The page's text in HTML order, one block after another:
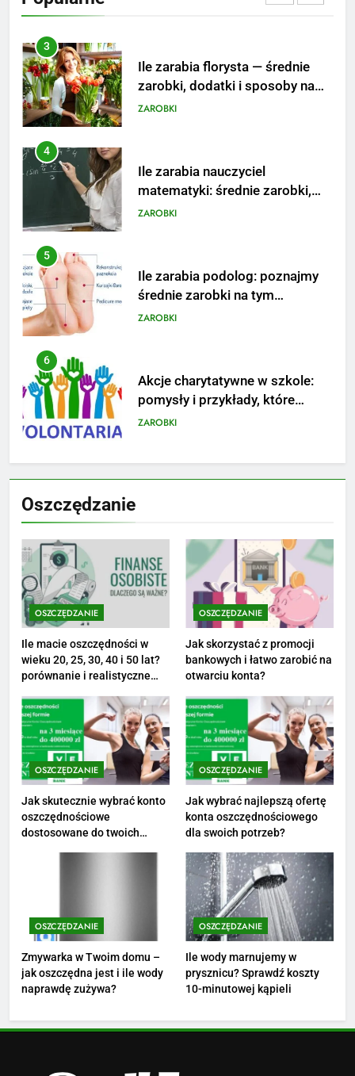
4
Ile zarabia nauczyciel
matematyki: średnie zarobki,
dodatki i perspektywy
ZAROBKI
5
Ile zarabia podolog: poznajmy
średnie zarobki na tym
stanowisku
ZAROBKI
6
Akcje charytatywne w szkole:
pomysły i przykłady, które
zainspirują
ZAROBKI
7
Jak przygotować się finansowo
na narodziny dziecka: ile to
kosztuje i jak zaplanować
PORADY
8
1
Ile zarabia striptizer: poznaj
aktualne stawki męskiego
striptizera
ZAROBKI
2
Ile zarabia psycholog szkolny:
poznaj średnie zarobki na tym
stanowisku
ZAROBKI
3
Ile zarabia florysta — średnie
zarobki, dodatki i sposoby na
podwyżkę
ZAROBKI
Ile zarabia nauczyciel
matematyki: średnie zarobki,
dodatki i perspektywy
ZAROBKI
5
średnie zarobki na tym
Oszczędzanie
OSZCZĘDZANIE
Ile macie oszczędności w
wieku 20, 25, 30, 40 i 50 lat?
porównanie i realistyczne
OSZCZĘDZANIE
Jak skorzystać z promocji
bankowych i łatwo zarobić na
otwarciu konta?
OSZCZĘDZANIE
Jak skutecznie wybrać konto
oszczędnościowe
dostosowane do twoich
OSZCZĘDZANIE
Jak wybrać najlepszą ofertę
konta oszczędnościowego
dla swoich potrzeb?
OSZCZĘDZANIE
Zmywarka w Twoim domu –
jak oszczędna jest i ile wody
naprawdę zużywa?
OSZCZĘDZANIE
Ile wody marnujemy w
prysznicu? Sprawdź koszty
10-minutowej kąpieli